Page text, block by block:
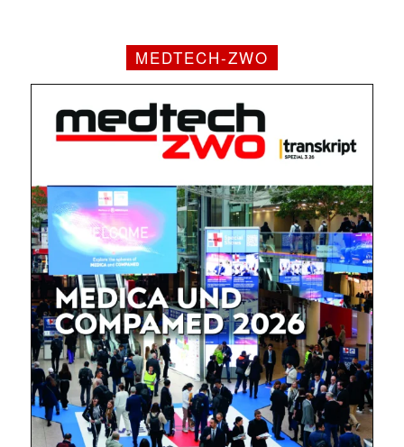
MEDTECH-ZWO